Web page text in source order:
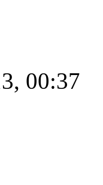
00:37